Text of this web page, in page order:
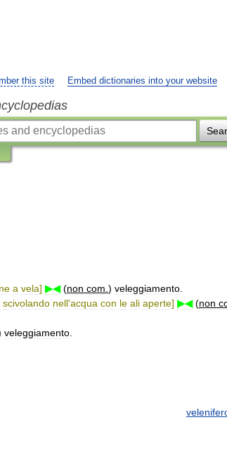
this site Embed dictionaries into your website
a vela] ▶◀(non com ) veleggiamento
scivolando nell'acqua con le ali aperte] ▶◀(non
veleggiamento